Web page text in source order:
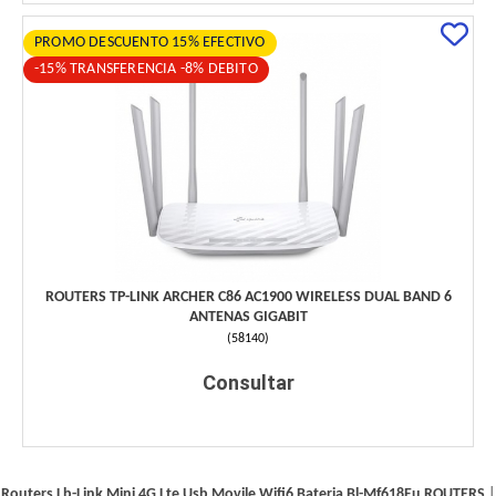
PROMO DESCUENTO 15% EFECTIVO
-15% TRANSFERENCIA -8% DEBITO
ROUTERS TP-LINK ARCHER C86 AC1900 WIRELESS DUAL BAND 6
ANTENAS GIGABIT
(58140)
Consultar